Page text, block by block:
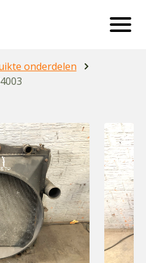
onderdelen